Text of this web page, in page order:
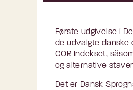
Første udgivelse i
de udvalgte danske
COR Indekset,
og alternative
Det er Dansk